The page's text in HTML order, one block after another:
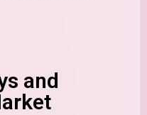
and